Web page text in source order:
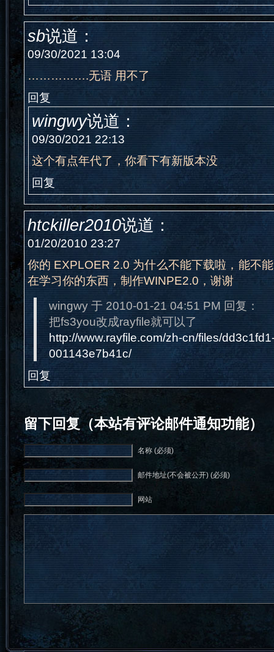
sb说道：
09/30/2021 13:04
…………….无语 用不了
回复
wingwy说道：
09/30/2021 22:13
这个有点年代了，你看下有新版本没
回复
htckiller2010说道：
01/20/2010 23:27
你的 EXPLOER 2.0 为什么不能下载啦，能不
在学习你的东西，制作WINPE2.0，谢谢
wingwy 于 2010-01-21 04:51 PM 回复：
把fs3you改成rayfile就可以了
http://www.rayfile.com/zh-cn/files/
001143e7b41c/
回复
留下回复（本站有评论邮件通知功能）
名称 (必须)
邮件地址(不会被公开) (必须)
网站